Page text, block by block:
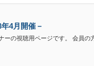
4月開催－
の視聴用ページです。 会員の